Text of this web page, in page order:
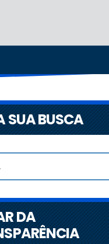
SUA BUSCA
DA